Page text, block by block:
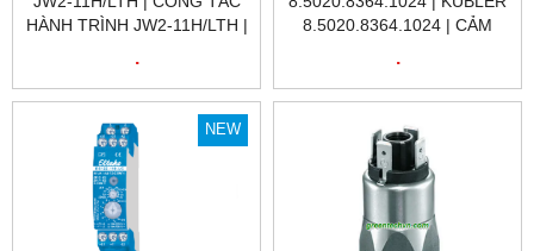
HÀNH TRÌNH JW2-11H/LTH |
.
8.5020.8364.1024 | CẢM
VIỆT NAM
.
NEW